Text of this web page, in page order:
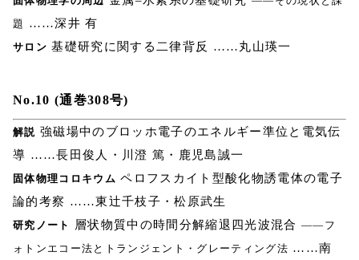
題 ……深井 有
サロン 基礎研究に関する二律背反 ……丸山瑛一
No.10 (通巻308号)
解説 強磁場中のブロッホ電子のエネルギー準位と電気伝
導 ……長田俊人・川澄 篤・鹿児島誠一
固体物理コロキウム ペロフスカイト型酸化物誘電体の電子
論的考察 ……東辻千枝子・松原武生
研究ノート 層状物質中の時間分解縮退四光波混合 ――フ
ォトンエコー法とトランジェント・グレーティング法 ……南